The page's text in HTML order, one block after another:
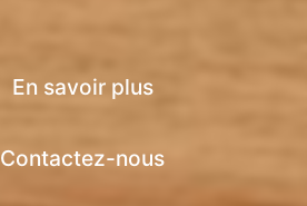
En savoir plus
Contactez-nous